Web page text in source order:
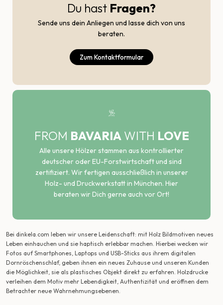
Du hast Fragen?
Sende uns dein Anliegen und lasse dich von uns
beraten.
Zum Kontaktformular
FROM BAVARIAWITH LOVE
Alle unsere Hölzer stammen aus kontrollierter
deutscher oder EU-Forstwirtschaft und sind
zertifiziert. Wir fertigen ausschließlich in unserer
Holz- und Druckwerkstatt in München. Hier
beraten wir Dich gerne auch vor Ort!
Bei dinkela.com leben wir unsere Leidenschaft: mit Holz Bildmotiven neues
Leben einhauchen und sie haptisch erlebbar machen. Hierbei wecken wir
Fotos auf Smartphones, Laptops und USB-Sticks aus ihrem digitalen
Dornröschenschlaf, geben ihnen ein neues Zuhause und unseren Kunden
die Möglichkeit, sie als plastisches Objekt direkt zu erfahren. Holzdrucke
verleihen dem Motiv mehr Lebendigkeit, Authentizität und eröffnen dem
Betrachter neue Wahrnehmungsebenen.